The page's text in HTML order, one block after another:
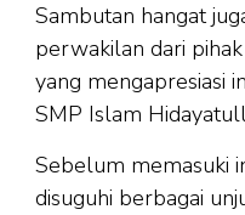
Sambutan hangat
perwakilan dari
yang mengapresiasi
SMP Islam
Sebelum memasuki
disuguhi berbagai